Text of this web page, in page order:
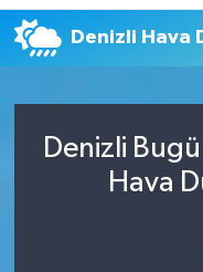
Denizli Hava
Denizli
Hava
Tüm Manşetler
Son Dakika
Haber Arşivi